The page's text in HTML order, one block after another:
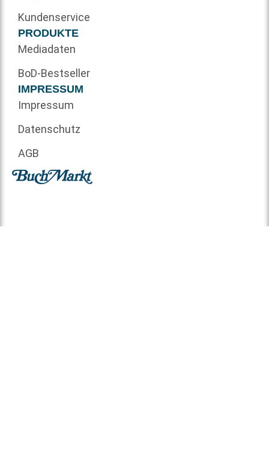
Kundenservice
PRODUKTE
Mediadaten
BoD-Bestseller
IMPRESSUM
Impressum
Datenschutz
AGB